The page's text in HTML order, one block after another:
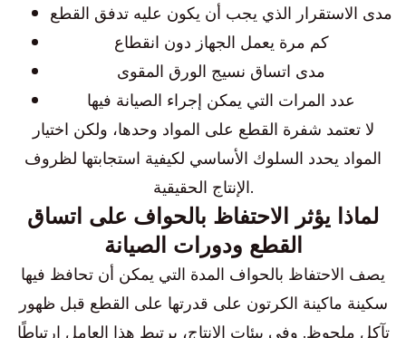
مدى الاستقرار الذي يجب أن يكون عليه تدفق القطع
كم مرة يعمل الجهاز دون انقطاع
مدى اتساق نسيج الورق المقوى
عدد المرات التي يمكن إجراء الصيانة فيها
لا تعتمد شفرة القطع على المواد وحدها، ولكن اختيار
المواد يحدد السلوك الأساسي لكيفية استجابتها لظروف
الإنتاج الحقيقية.
لماذا يؤثر الاحتفاظ بالحواف على اتساق
القطع ودورات الصيانة
يصف الاحتفاظ بالحواف المدة التي يمكن أن تحافظ فيها
سكينة ماكينة الكرتون على قدرتها على القطع قبل ظهور